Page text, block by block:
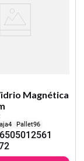
Magnética
4 96